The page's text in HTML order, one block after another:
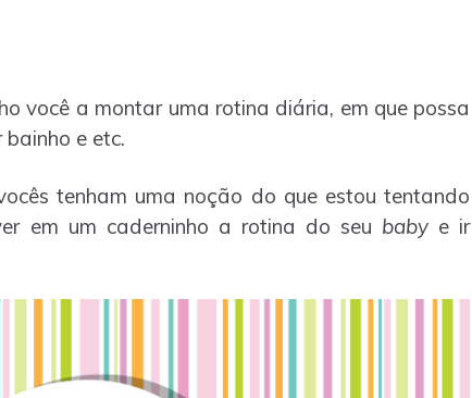
você a montar uma rotina diária, em que possa
e etc.
tenham uma noção do que estou tentando
em um caderninho a rotina do seu baby e ir